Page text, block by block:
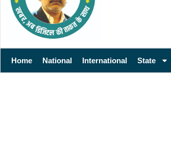
Home National International State